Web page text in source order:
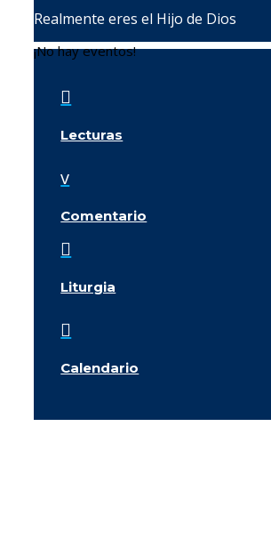
Realmente eres el Hijo de Dios
¡No hay eventos!

Lecturas
v
Comentario

Liturgia

Calendario